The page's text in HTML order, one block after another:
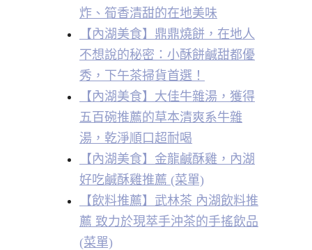
炸、筍香清甜的在地美味
【內湖美食】鼎鼎燒餅，在地人
不想說的秘密：小酥餅鹹甜都優
秀，下午茶掃貨首選！
【內湖美食】大佳牛雜湯，獲得
五百碗推薦的草本清爽系牛雜
湯，乾淨順口超耐喝
【內湖美食】金龍鹹酥雞，內湖
好吃鹹酥雞推薦 (菜單)
【飲料推薦】武林茶 內湖飲料推
薦 致力於現萃手沖茶的手搖飲品
(菜單)